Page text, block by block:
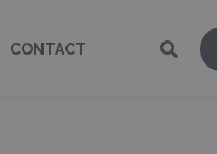
CONTACT